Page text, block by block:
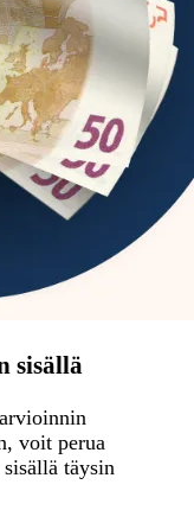
sisällä
voit perua
täysin